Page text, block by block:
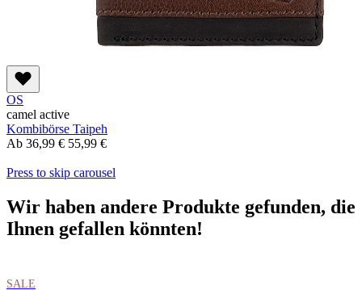
OS
camel active
Kombibörse Taipeh
Ab 36,99 € 55,99 €
Press to skip carousel
Wir haben andere Produkte gefunden, die
Ihnen gefallen könnten!
SALE